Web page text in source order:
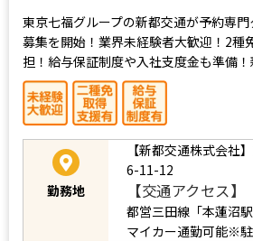
東京七福グループの新都交通が予約専
募集を開始！業界未経験者大歓迎！2種
担！給与保証制度や入社支度金も準備！
勤務地
【新都交通株式会社
6-11-12
【交通アクセス】
都営三田線「本蓮沼
マイカー通勤可能※